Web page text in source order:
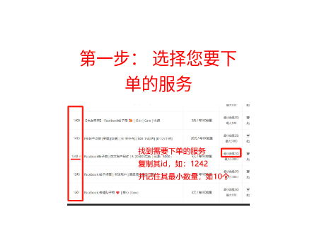
第一步： 选择您要下
单的服务